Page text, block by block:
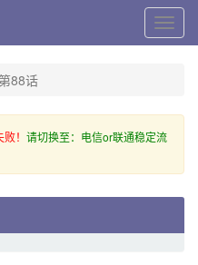
腐
漫
第88话
！ 请切换至：电信or联通稳定流